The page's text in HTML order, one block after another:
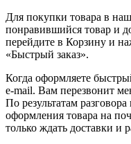
Для покупки товара в
понравившийся товар и
перейдите в Корзину и
«Быстрый заказ».
Когда оформляете
e-mail. Вам перезвонит
По результатам
оформления товара на
только ждать доставки и